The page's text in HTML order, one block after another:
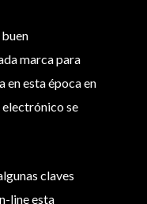
marca para
en esta época en
electrónico se
claves
line esta